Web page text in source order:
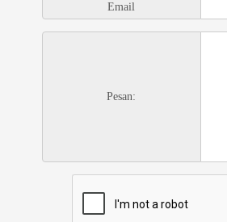
Email
Pesan: